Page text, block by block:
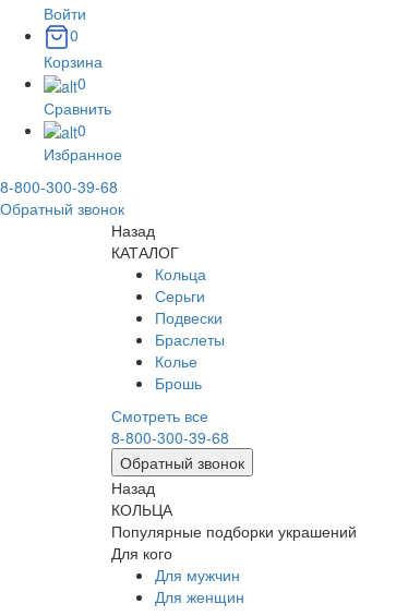
Войти
0
Корзина
0
Сравнить
0
Избранное
8-800-300-39-68
Обратный звонок
Назад
КАТАЛОГ
Кольца
Серьги
Подвески
Браслеты
Колье
Брошь
Смотреть все
8-800-300-39-68
Обратный звонок
Назад
КОЛЬЦА
Популярные подборки украшений
Для кого
Для мужчин
Для женщин